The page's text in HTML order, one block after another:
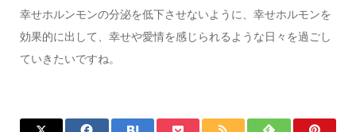
幸せホルンモンの分泌を低下させないように、幸せホルモンを
効果的に出して、幸せや愛情を感じられるような日々を過ごし
ていきたいですね。